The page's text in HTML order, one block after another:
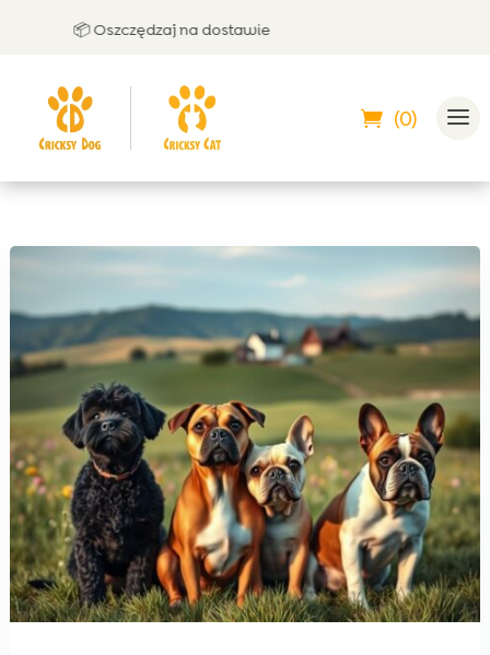
📦 Oszczędzaj na dostawie
(0)